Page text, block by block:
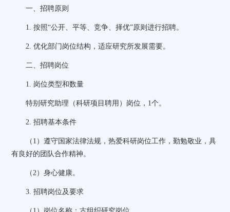
一、招聘原则
1.按照“公开、平等、竞争、择优”原则进行招聘。
2.优化部门岗位结构，适应研究所发展需要。
二、招聘岗位
1. 岗位类型和数量
特别研究助理（科研项目聘用）岗位， 1个。
2.招聘基本条件
（ 1 ）遵守国家法律法规，热爱科研岗位工作，勤勉敬业，具
有良好的团队合作精神。
（2）身心健康。
3.招聘岗位及要求